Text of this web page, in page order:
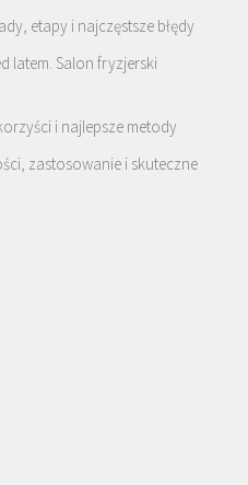
etapy i najczęstsze błędy
latem. Salon fryzjerski
i najlepsze metody
zastosowanie i skuteczne